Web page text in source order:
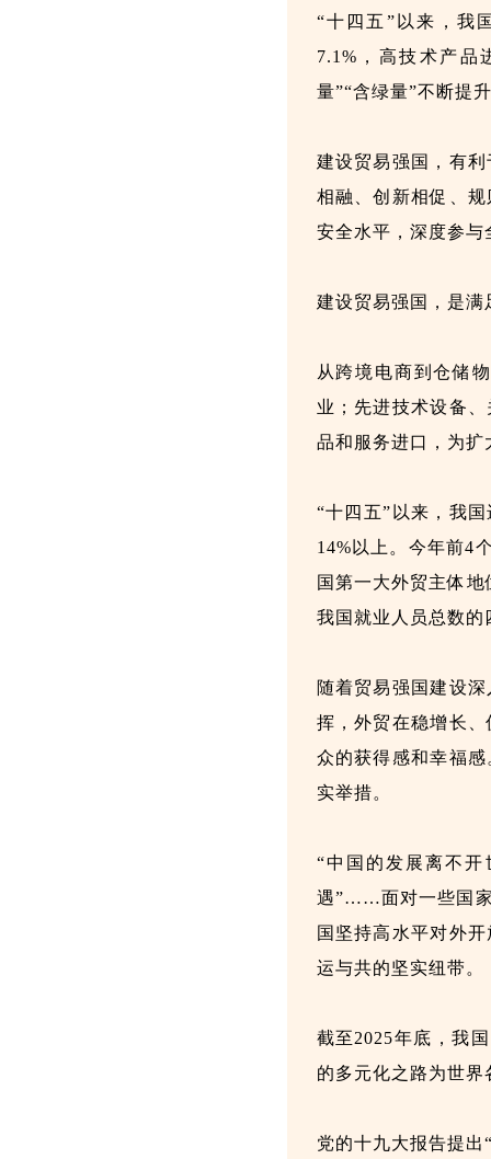
“十四五”以来，我
7.1%，高技术产品
量”“含绿量”不断提
建设贸易强国，有
相融、创新相促、
安全水平，深度参
建设贸易强国，是
从跨境电商到仓储
业；先进技术设备
品和服务进口，为
“十四五”以来，我
14%以上。今年前4
国第一大外贸主体
我国就业人员总数的
随着贸易强国建设
挥，外贸在稳增长
众的获得感和幸
实举措。
“中国的发展离不
遇”……面对一些国家
国坚持高水平对外
运与共的坚实纽带。
截至2025年底，我
的多元化之路为世
党的十九大报告提